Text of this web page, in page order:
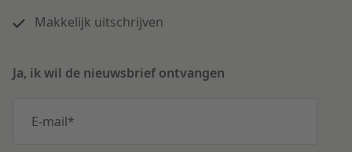
Makkelijk uitschrijven
Ja, ik wil de nieuwsbrief ontvangen
E-mail*